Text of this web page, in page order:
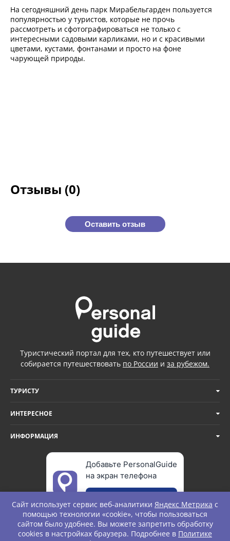
На сегодняшний день парк Мирабельгарден пользуется
популярностью у туристов, которые не прочь
рассмотреть и сфотографироваться не только с
интересными садовыми карликами, но и с красивыми
цветами, кустами, фонтанами и просто на фоне
чарующей природы.
Отзывы (0)
Оставить отзыв
Туристический портал для тех, кто путешествует или
собирается путешествовать по России и за рубежом.
ТУРИСТУ
ИНТЕРЕСНОЕ
ИНФОРМАЦИЯ
Добавьте PersonalGuide
на экран телефона
© Personal Guide. All rights Reserved.
Сайт использует сервис веб-аналитики Яндекс Метрика с
помощью технологии «cookie», чтобы пользоваться
сайтом было удобнее. Вы можете запретить обработку
cookies в настройках браузера. Подробнее в Политике